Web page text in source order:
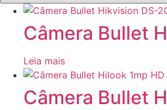
Câmera Bullet
Leia mais
Câmera Bullet